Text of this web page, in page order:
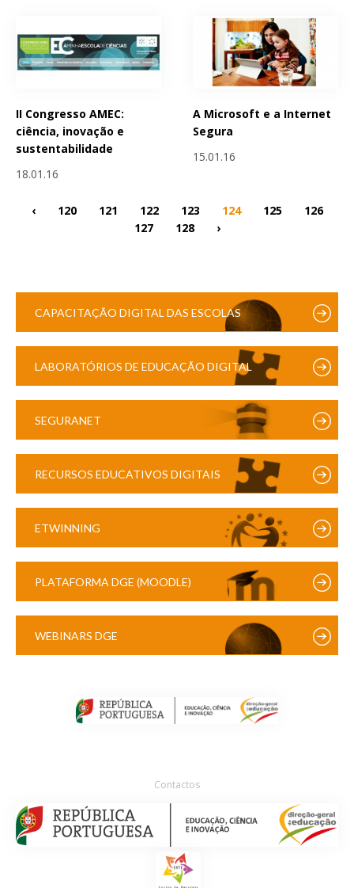
II Congresso AMEC:
ciência, inovação e
sustentabilidade
18.01.16
A Microsoft e a Internet
Segura
15.01.16
‹ 120 121 122 123 124 125
126
127
128 ›
CAPACITAÇÃO DIGITAL DAS ESCOLAS
LABORATÓRIOS DE EDUCAÇÃO DIGITAL
SEGURANET
RECURSOS EDUCATIVOS DIGITAIS
ETWINNING
PLATAFORMA DGE (MOODLE)
WEBINARS DGE
Contactos